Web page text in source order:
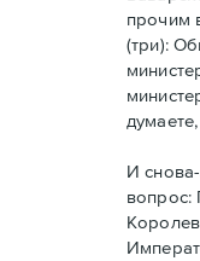
прочим
(три):
И
вопрос: